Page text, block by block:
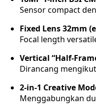
Sensor compact
Fixed Lens 32mm
Focal length
Vertical “Half-
Dirancang
2-in-1 Creative
Menggabungkan